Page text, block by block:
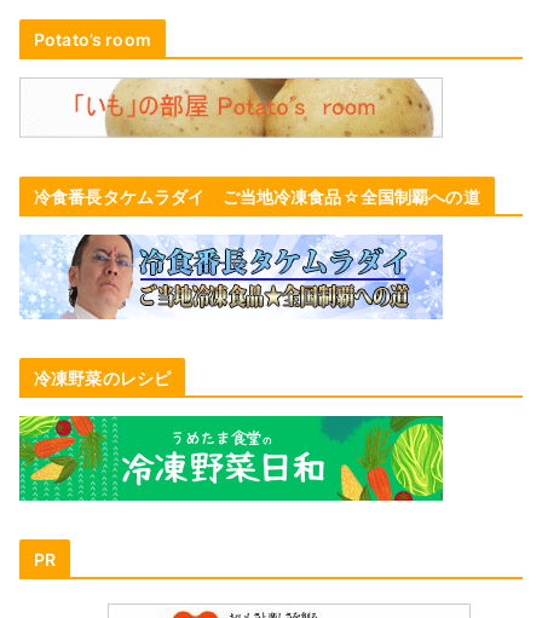
Potato’s room
冷食番長タケムラダイ ご当地冷凍食品☆全国制覇への道
冷凍野菜のレシピ
PR